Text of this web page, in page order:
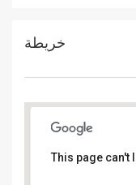
خريطة
This page can't